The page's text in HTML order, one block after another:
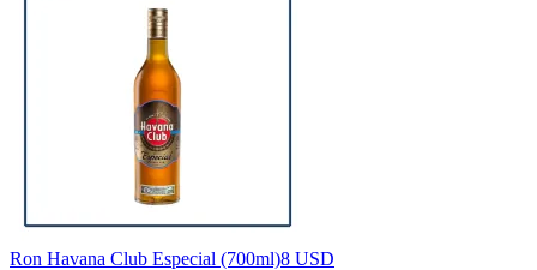
Ron Havana Club Especial (700ml)8 USD